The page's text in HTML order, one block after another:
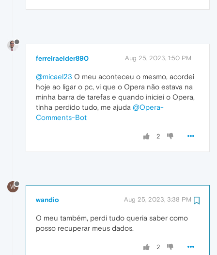
ferreiraelder890 Aug 25, 2023, 1:50 PM
@micael23 O meu aconteceu o mesmo, acordei
hoje ao ligar o pc, vi que o Opera não estava na
minha barra de tarefas e quando iniciei o Opera,
tinha perdido tudo, me ajuda @Opera-
Comments-Bot
2
W
wandio Aug 25, 2023, 3:38 PM
O meu também, perdi tudo queria saber como
posso recuperar meus dados.
2